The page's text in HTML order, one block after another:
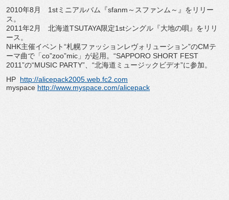
2010年8月 1stミニアルバム『sfanm～スファンム～』をリリー
ス。
2011年2月 北海道TSUTAYA限定1stシングル『大地の唄』をリリ
ース。
NHK主催イベント“札幌ファッションレヴォリューション”のCMテ
ーマ曲で「co”zoo”mic」が起用。“SAPPORO SHORT FEST
2011”の“MUSIC PARTY”、“北海道ミュージックビデオ”に参加。
HP http://alicepack2005.web.fc2.com
myspace http://www.myspace.com/alicepack